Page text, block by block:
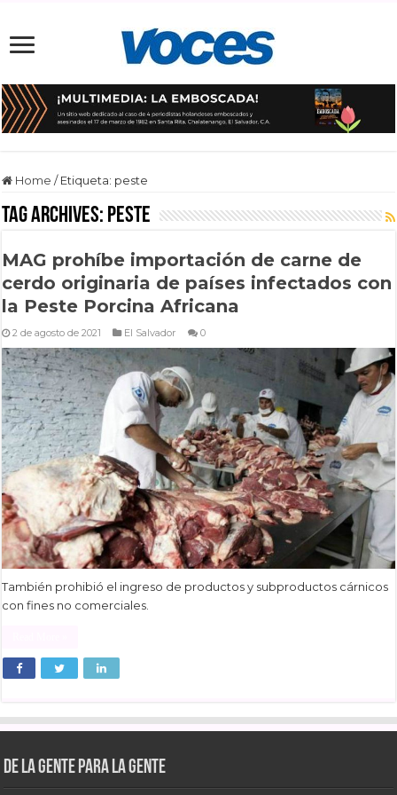
Home / Etiqueta: peste
Tag Archives: peste
MAG prohíbe importación de carne de
cerdo originaria de países infectados con
la Peste Porcina Africana
2 de agosto de 2021 El Salvador 0
También prohibió el ingreso de productos y subproductos cárnicos
con fines no comerciales.
De la gente para la gente